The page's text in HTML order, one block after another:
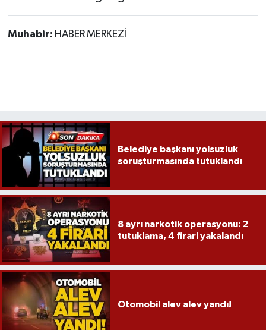
Muhabir: HABER MERKEZİ
Belediye başkanı yolsuzluk
soruşturmasında tutuklandı
8 ayrı narkotik operasyonu: 2
tutuklama, 4 firari yakalandı
Otomobil alev alev yandı!